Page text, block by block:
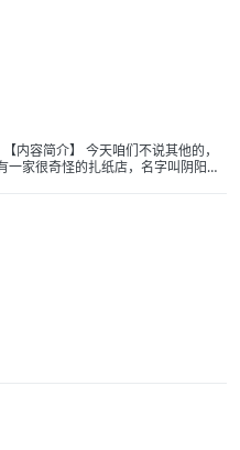
内容简介】 今天咱们不说其他的，
一家很奇怪的扎纸店，名字叫阴阳店
？随着一次次危机临近于不仁身上
】 百度：
MvIUVOhgCYw?pwd=c12u
移动：
#/w/i/2wFGrKgh2CMhg